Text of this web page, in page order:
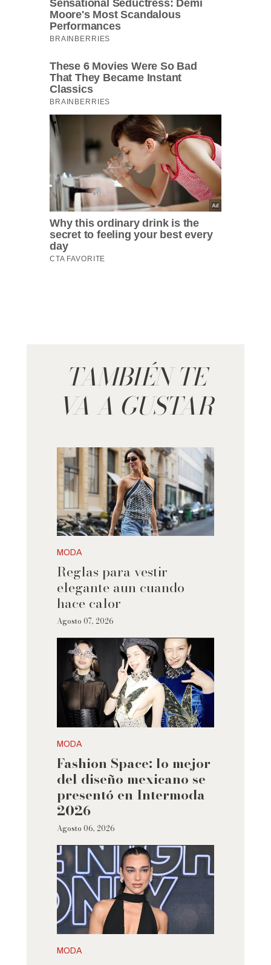
TAMBIÉN TE
VA A GUSTAR
MODA
Reglas para vestir
elegante aun cuando
hace calor
Agosto 07, 2026
MODA
Fashion Space: lo mejor
del diseño mexicano se
presentó en Intermoda
2026
Agosto 06, 2026
MODA